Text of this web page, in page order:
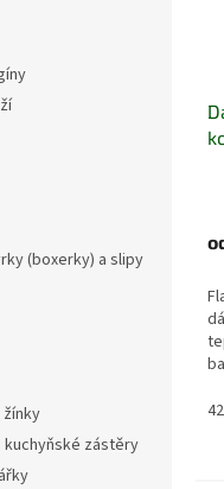
(boxerky) a slipy
zástěry
42